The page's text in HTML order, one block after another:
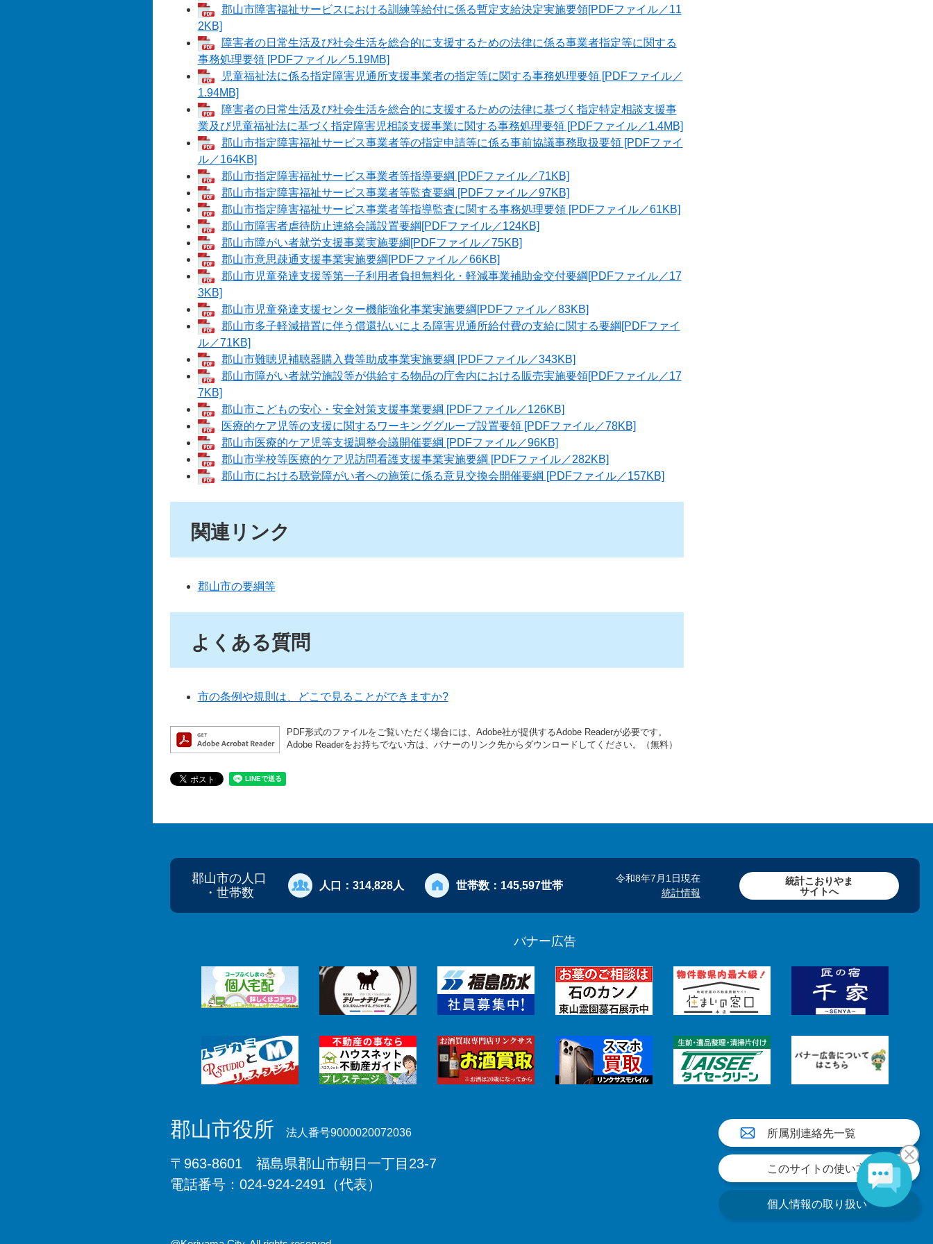
郡山市障害福祉サービスにおける訓練等給付に係る暫定支給決定実施要領[PDFファイル／11
2KB]
障害者の日常生活及び社会生活を総合的に支援するための法律に係る事業者指定等に関する
事務処理要領 [PDFファイル／5.19MB]
児童福祉法に係る指定障害児通所支援事業者の指定等に関する事務処理要領 [PDFファイル／
1.94MB]
障害者の日常生活及び社会生活を総合的に支援するための法律に基づく指定特定相談支援事
業及び児童福祉法に基づく指定障害児相談支援事業に関する事務処理要領 [PDFファイル／1.4MB]
郡山市指定障害福祉サービス事業者等の指定申請等に係る事前協議事務取扱要領 [PDFファイ
ル／164KB]
郡山市指定障害福祉サービス事業者等指導要綱 [PDFファイル／71KB]
郡山市指定障害福祉サービス事業者等監査要綱 [PDFファイル／97KB]
郡山市指定障害福祉サービス事業者等指導監査に関する事務処理要領 [PDFファイル／61KB]
郡山市障害者虐待防止連絡会議設置要綱[PDFファイル／124KB]
郡山市障がい者就労支援事業実施要綱[PDFファイル／75KB]
郡山市意思疎通支援事業実施要綱[PDFファイル／66KB]
郡山市児童発達支援等第一子利用者負担無料化・軽減事業補助金交付要綱[PDFファイル／17
3KB]
郡山市児童発達支援センター機能強化事業実施要綱[PDFファイル／83KB]
郡山市多子軽減措置に伴う償還払いによる障害児通所給付費の支給に関する要綱[PDFファイ
ル／71KB]
郡山市難聴児補聴器購入費等助成事業実施要綱 [PDFファイル／343KB]
郡山市障がい者就労施設等が供給する物品の庁舎内における販売実施要領[PDFファイル／17
7KB]
郡山市こどもの安心・安全対策支援事業要綱 [PDFファイル／126KB]
医療的ケア児等の支援に関するワーキンググループ設置要領 [PDFファイル／78KB]
郡山市医療的ケア児等支援調整会議開催要綱 [PDFファイル／96KB]
郡山市学校等医療的ケア児訪問看護支援事業実施要綱 [PDFファイル／282KB]
郡山市における聴覚障がい者への施策に係る意見交換会開催要綱 [PDFファイル／157KB]
関連リンク
郡山市の要綱等
よくある質問
市の条例や規則は、どこで見ることができますか?
PDF形式のファイルをご覧いただく場合には、Adobe社が提供するAdobe Readerが必要です。
Adobe Readerをお持ちでない方は、バナーのリンク先からダウンロードしてください。（無料）
郡山市の人口
・世帯数
人口： 314,828人 世帯数： 145,597世帯
令和8年7月1日現在
統計情報
統計こおりやま
サイトへ
バナー広告
郡山市役所 法人番号9000020072036
〒963-8601 福島県郡山市朝日一丁目23-7
電話番号：024-924-2491（代表）
所属別連絡先一覧
このサイトの使い方
個人情報の取り扱い